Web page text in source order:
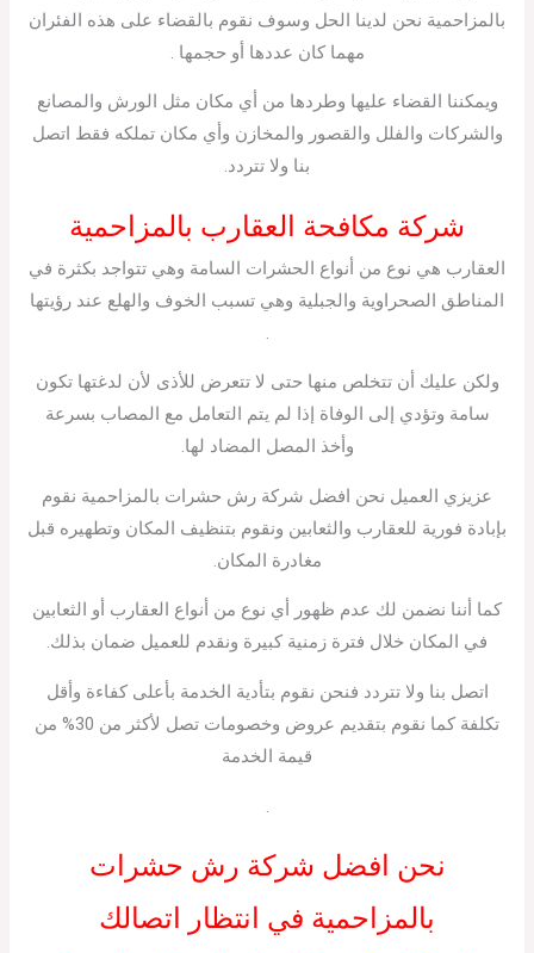
بالمزاحمية نحن لدينا الحل وسوف نقوم بالقضاء على هذه الفئران
مهما كان عددها أو حجمها .
ويمكننا القضاء عليها وطردها من أي مكان مثل الورش والمصانع
والشركات والفلل والقصور والمخازن وأي مكان تملكه فقط اتصل
بنا ولا تتردد.
شركة مكافحة العقارب بالمزاحمية
العقارب هي نوع من أنواع الحشرات السامة وهي تتواجد بكثرة في
المناطق الصحراوية والجبلية وهي تسبب الخوف والهلع عند رؤيتها
.
ولكن عليك أن تتخلص منها حتى لا تتعرض للأذى لأن لدغتها تكون
سامة وتؤدي إلى الوفاة إذا لم يتم التعامل مع المصاب بسرعة
وأخذ المصل المضاد لها.
عزيزي العميل نحن افضل شركة رش حشرات بالمزاحمية نقوم
بإبادة فورية للعقارب والثعابين ونقوم بتنظيف المكان وتطهيره قبل
مغادرة المكان.
كما أننا نضمن لك عدم ظهور أي نوع من أنواع العقارب أو الثعابين
في المكان خلال فترة زمنية كبيرة ونقدم للعميل ضمان بذلك.
اتصل بنا ولا تتردد فنحن نقوم بتأدية الخدمة بأعلى كفاءة وأقل
تكلفة كما نقوم بتقديم عروض وخصومات تصل لأكثر من 30% من
قيمة الخدمة
نحن افضل شركة رش حشرات
بالمزاحمية في انتظار اتصالك